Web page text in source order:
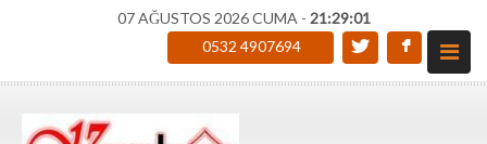
07 AĞUSTOS 2026 CUMA - 21:29:01
0532 4907694